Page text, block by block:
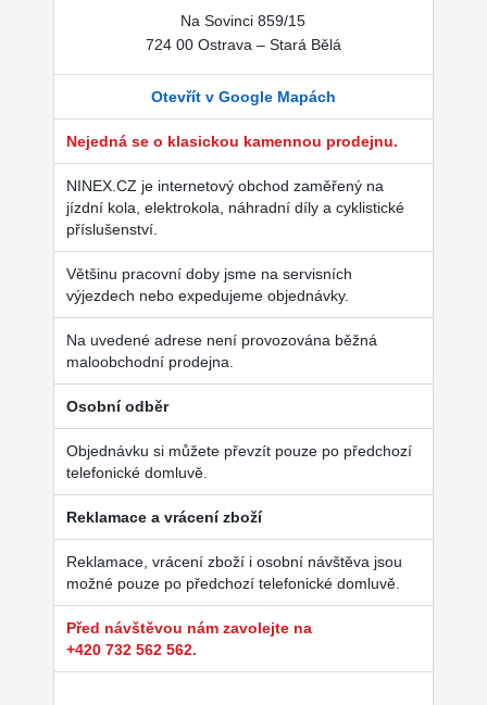
Na Sovinci 859/15
724 00 Ostrava – Stará Bělá
Otevřít v Google Mapách
Nejedná se o klasickou kamennou prodejnu.
NINEX.CZ je internetový obchod zaměřený na
jízdní kola, elektrokola, náhradní díly a cyklistické
příslušenství.
Většinu pracovní doby jsme na servisních
výjezdech nebo expedujeme objednávky.
Na uvedené adrese není provozována běžná
maloobchodní prodejna.
Osobní odběr
Objednávku si můžete převzít pouze po předchozí
telefonické domluvě.
Reklamace a vrácení zboží
Reklamace, vrácení zboží i osobní návštěva jsou
možné pouze po předchozí telefonické domluvě.
Před návštěvou nám zavolejte na
+420 732 562 562.